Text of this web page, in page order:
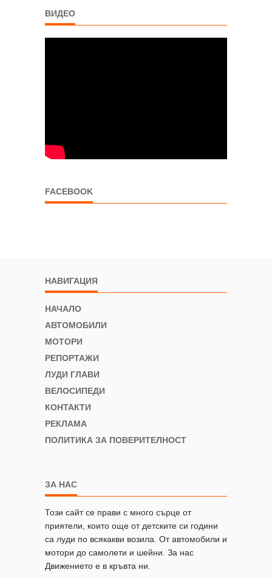
ВИДЕО
FACEBOOK
НАВИГАЦИЯ
НАЧАЛО
АВТОМОБИЛИ
МОТОРИ
РЕПОРТАЖИ
ЛУДИ ГЛАВИ
ВЕЛОСИПЕДИ
КОНТАКТИ
РЕКЛАМА
ПОЛИТИКА ЗА ПОВЕРИТЕЛНОСТ
ЗА НАС
Този сайт се прави с много сърце от
приятели, които още от детските си години
са луди по всякакви возила. От автомобили и
мотори до самолети и шейни. За нас
Движението е в кръвта ни.